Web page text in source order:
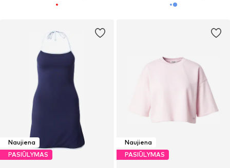
Naujiena
PASIŪLYMAS
Naujiena
PASIŪLYMAS